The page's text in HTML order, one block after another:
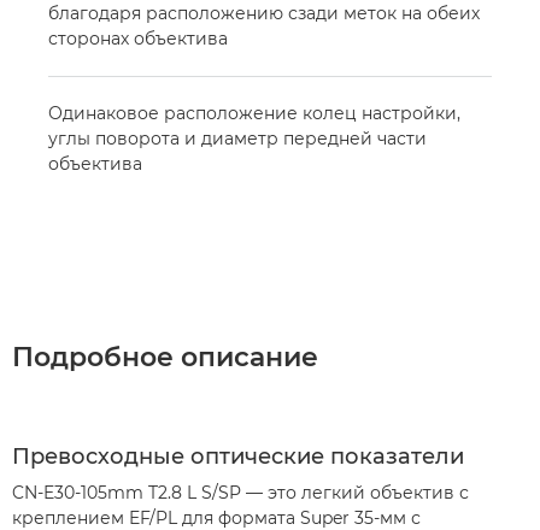
благодаря расположению сзади меток на обеих
сторонах объектива
Одинаковое расположение колец настройки,
углы поворота и диаметр передней части
объектива
Подробное описание
Превосходные оптические показатели
CN-E30-105mm T2.8 L S/SP — это легкий объектив с
креплением EF/PL для формата Super 35-мм с